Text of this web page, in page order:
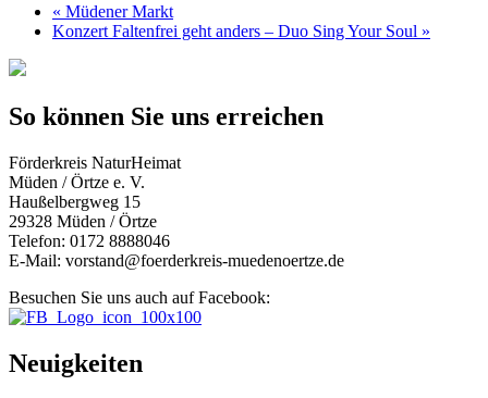
« Müdener Markt
Konzert Faltenfrei geht anders – Duo Sing Your Soul »
So können Sie uns erreichen
Förderkreis NaturHeimat
Müden / Örtze e. V.
Haußelbergweg 15
29328 Müden / Örtze
Telefon: 0172 8888046
E-Mail: vorstand@foerderkreis-muedenoertze.de
Besuchen Sie uns auch auf Facebook:
Neuigkeiten